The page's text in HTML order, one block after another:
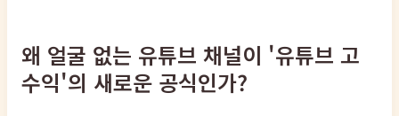
왜 얼굴 없는 유튜브 채널이 '유튜브 고
수익'의 새로운 공식인가?